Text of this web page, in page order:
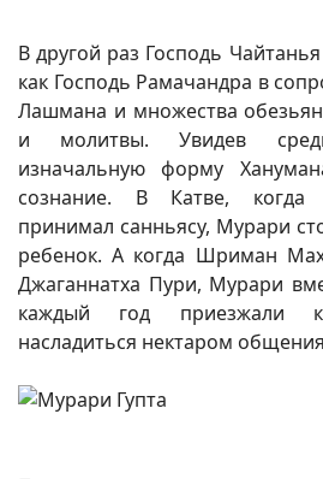
В другой раз Господь
как Господь Рамачандра в
Лашмана и множества
и молитвы. Увидев
изначальную форму
сознание. В Катве, когда
принимал санньясу, Мурари
ребенок. А когда Шриман
Джаганнатха Пури, Мурари
каждый год приезжали
насладиться нектаром